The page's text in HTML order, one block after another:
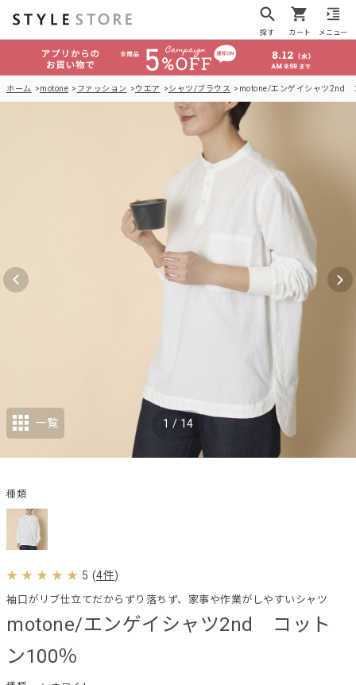
探す カート メニュー
ホーム motone ファッション ウエア シャツ/ブラウス motone/エンゲイシャツ2nd
motone/エンゲイシャツ2nd コット
ン100％
袖口がリブ仕立てだからずり落ちず、家事や作業がしやすいシャツ
5 (4件)
1 / 14
一覧
種類